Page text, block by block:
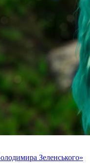
Зеленського»